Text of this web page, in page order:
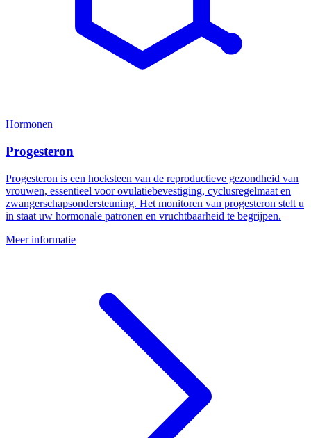
Hormonen
Progesteron
Progesteron is een hoeksteen van de reproductieve gezondheid van
vrouwen, essentieel voor ovulatiebevestiging, cyclusregelmaat en
zwangerschapsondersteuning. Het monitoren van progesteron stelt u
in staat uw hormonale patronen en vruchtbaarheid te begrijpen.
Meer informatie